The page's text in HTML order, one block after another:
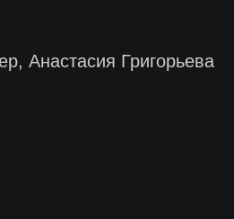
Анастасия Григорьева